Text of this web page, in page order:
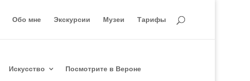
Обо мне Экскурсии Музеи Тарифы
Искусство Посмотрите в Вероне